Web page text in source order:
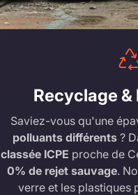
Recyclage
Saviez-vous qu'une
polluants différents ?
classée ICPE proche de
0% de rejet sauvage.
verre et les plastiques